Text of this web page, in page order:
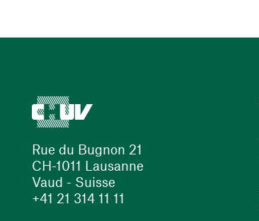
Rue du Bugnon 21
CH-1011 Lausanne
Vaud - Suisse
+41 21 314 11 11